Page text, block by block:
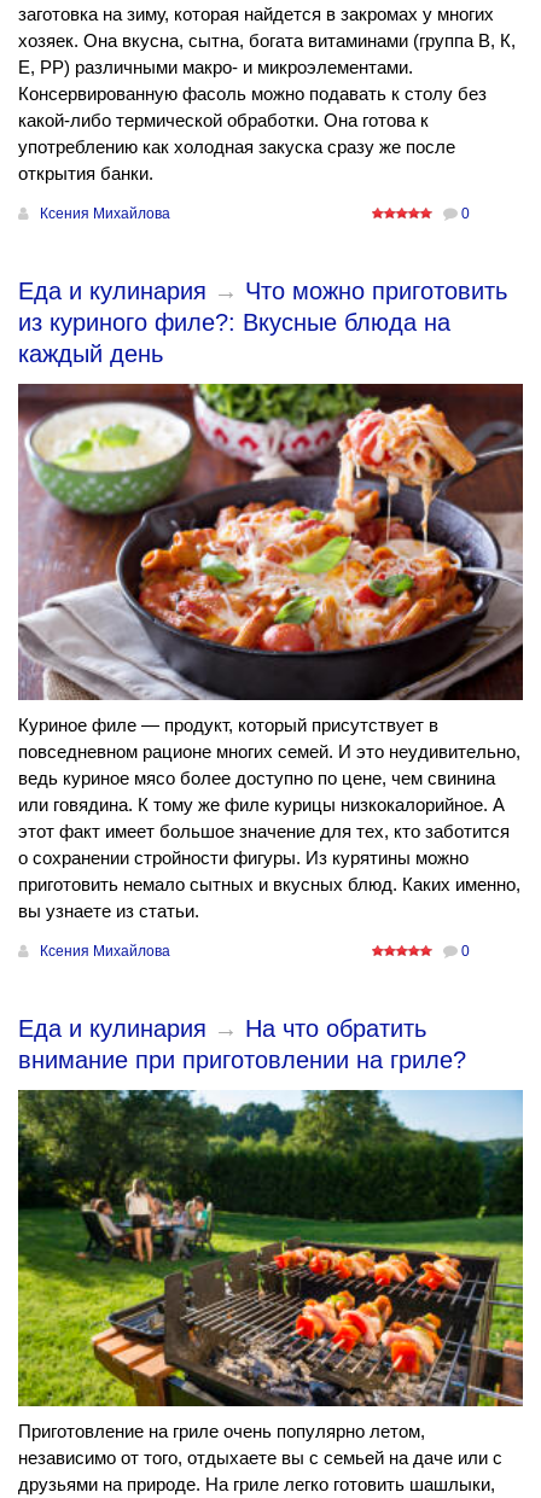
заготовка на зиму, которая найдется в закромах у многих
хозяек. Она вкусна, сытна, богата витаминами (группа В, К,
Е, РР) различными макро- и микроэлементами.
Консервированную фасоль можно подавать к столу без
какой-либо термической обработки. Она готова к
употреблению как холодная закуска сразу же после
открытия банки.
Ксения Михайлова 0
Еда и кулинария → Что можно приготовить
из куриного филе?: Вкусные блюда на
каждый день
Куриное филе — продукт, который присутствует в
повседневном рационе многих семей. И это неудивительно,
ведь куриное мясо более доступно по цене, чем свинина
или говядина. К тому же филе курицы низкокалорийное. А
этот факт имеет большое значение для тех, кто заботится
о сохранении стройности фигуры. Из курятины можно
приготовить немало сытных и вкусных блюд. Каких именно,
вы узнаете из статьи.
Ксения Михайлова 0
Еда и кулинария → На что обратить
внимание при приготовлении на гриле?
Приготовление на гриле очень популярно летом,
независимо от того, отдыхаете вы с семьей на даче или с
друзьями на природе. На гриле легко готовить шашлыки,